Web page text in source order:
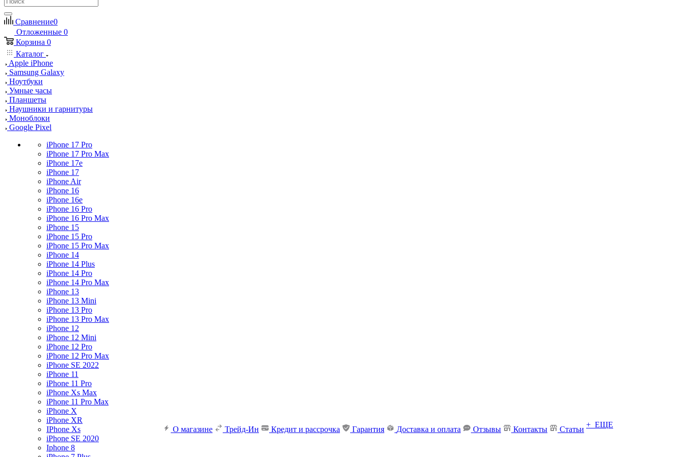
Сравнение0
Отложенные 0
Корзина 0
Каталог
Apple iPhone
Samsung Galaxy
Ноутбуки
Умные часы
Планшеты
Наушники и гарнитуры
Моноблоки
Google Pixel
iPhone 17 Pro
iPhone 17 Pro Max
iPhone 17e
iPhone 17
iPhone Air
iPhone 16
iPhone 16e
iPhone 16 Pro
iPhone 16 Pro Max
iPhone 15
iPhone 15 Pro
iPhone 15 Pro Max
iPhone 14
iPhone 14 Plus
iPhone 14 Pro
iPhone 14 Pro Max
iPhone 13
iPhone 13 Mini
iPhone 13 Pro
iPhone 13 Pro Max
iPhone 12
iPhone 12 Mini
iPhone 12 Pro
iPhone 12 Pro Max
iPhone SE 2022
iPhone 11
iPhone 11 Pro
iPhone Xs Max
iPhone 11 Pro Max
iPhone X
iPhone XR
IPhone Xs
iPhone SE 2020
Iphone 8
О магазине Трейд-Ин Кредит и рассрочка Гарантия Доставка и оплата Отзывы Контакты Статьи
+ ЕЩЕ